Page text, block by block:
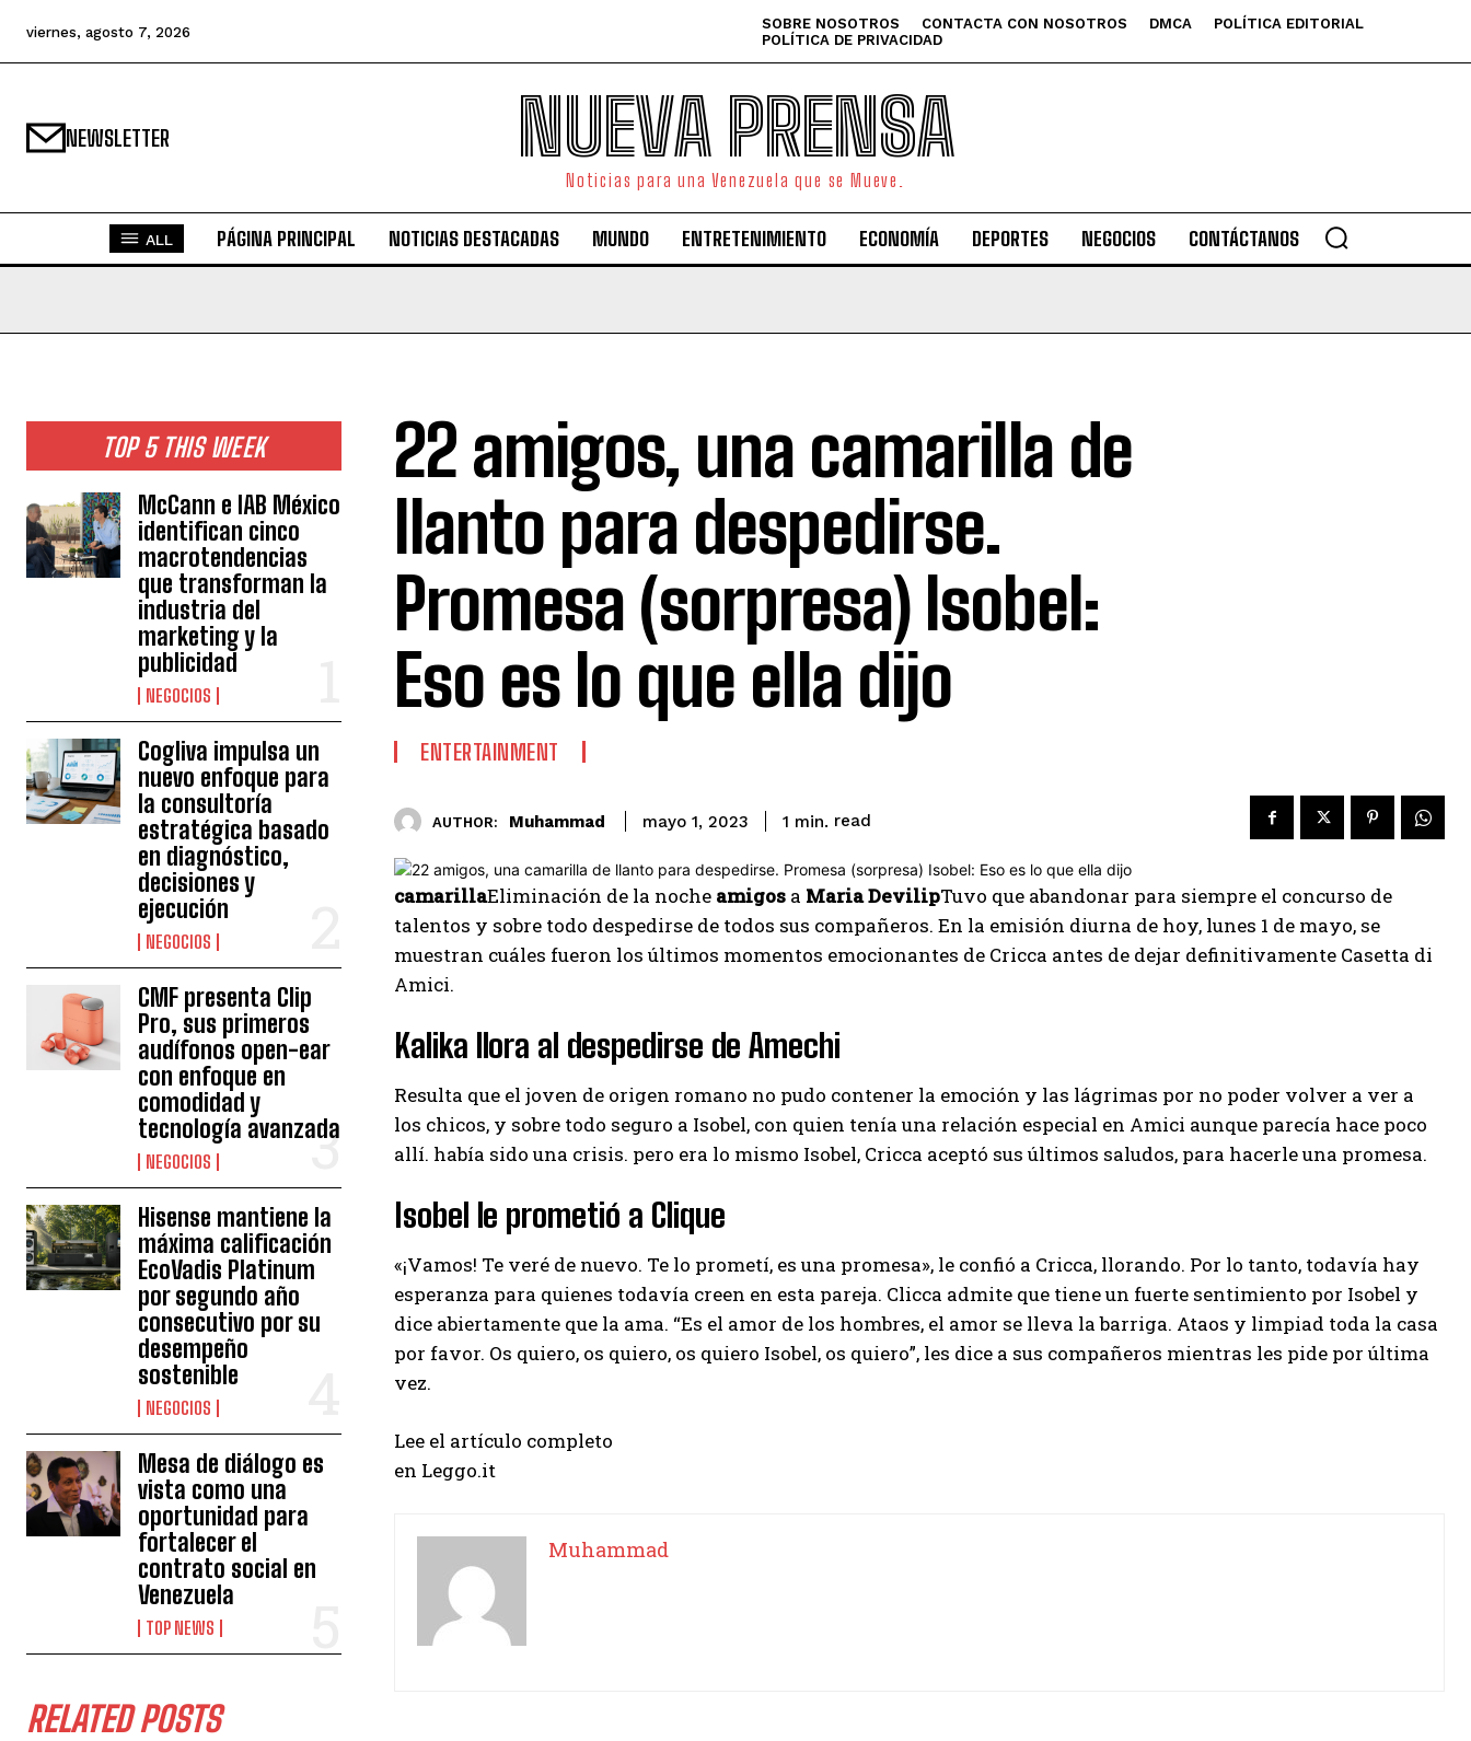
viernes, agosto 7, 2026 SOBRE NOSOTROS CONTACTA CON NOSOTROS DMCA
POLÍTICA EDITORIAL
POLÍTICA DE PRIVACIDAD
NEWSLETTER NUEVA PRENSA
Noticias para una Venezuela que se Mueve.
ALL PÁGINA PRINCIPAL NOTICIAS DESTACADAS MUNDO ENTRETENIMIENTO ECONOMÍA DEPORTES NEGOCIOS CONTÁCTANOS
TOP 5 THIS WEEK
McCann e IAB México
identifican cinco
macrotendencias
que transforman la
industria del
marketing y la
publicidad
NEGOCIOS
Cogliva impulsa un
nuevo enfoque para
la consultoría
estratégica basado
en diagnóstico,
decisiones y
ejecución
NEGOCIOS
CMF presenta Clip
Pro, sus primeros
audífonos open-ear
con enfoque en
comodidad y
tecnología avanzada
NEGOCIOS
Hisense mantiene la
máxima calificación
EcoVadis Platinum
por segundo año
consecutivo por su
desempeño
sostenible
NEGOCIOS
Mesa de diálogo es
vista como una
oportunidad para
fortalecer el
contrato social en
Venezuela
TOP NEWS
RELATED POSTS
22 amigos, una camarilla de
llanto para despedirse.
Promesa (sorpresa) Isobel:
Eso es lo que ella dijo
ENTERTAINMENT
AUTHOR: Muhammad mayo 1, 2023 1 min. read
camarillaEliminación de la noche amigos a Maria DevilipTuvo que abandonar para siempre el concurso de
talentos y sobre todo despedirse de todos sus compañeros. En la emisión diurna de hoy, lunes 1 de mayo, se
muestran cuáles fueron los últimos momentos emocionantes de Cricca antes de dejar definitivamente Casetta di
Amici.
Kalika llora al despedirse de Amechi
Resulta que el joven de origen romano no pudo contener la emoción y las lágrimas por no poder volver a ver a
los chicos, y sobre todo seguro a Isobel, con quien tenía una relación especial en Amici aunque parecía hace poco
allí. había sido una crisis. pero era lo mismo Isobel, Cricca aceptó sus últimos saludos, para hacerle una promesa.
Isobel le prometió a Clique
«¡Vamos! Te veré de nuevo. Te lo prometí, es una promesa», le confió a Cricca, llorando. Por lo tanto, todavía hay
esperanza para quienes todavía creen en esta pareja. Clicca admite que tiene un fuerte sentimiento por Isobel y
dice abiertamente que la ama. “Es el amor de los hombres, el amor se lleva la barriga. Ataos y limpiad toda la casa
por favor. Os quiero, os quiero, os quiero Isobel, os quiero”, les dice a sus compañeros mientras les pide por última
vez.
Lee el artículo completo
en Leggo.it
Muhammad